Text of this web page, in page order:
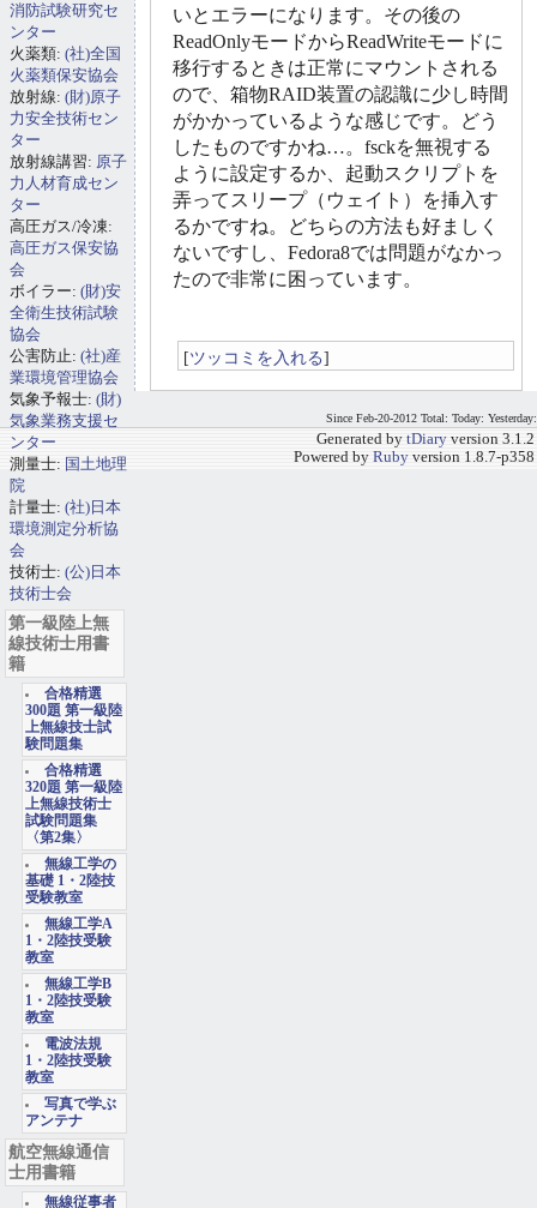
いとエラーになります。その後の
ReadOnlyモードからReadWriteモードに
移行するときは正常にマウントされる
ので、箱物RAID装置の認識に少し時間
がかかっているような感じです。どう
したものですかね…。fsckを無視する
ように設定するか、起動スクリプトを
弄ってスリープ（ウェイト）を挿入す
るかですね。どちらの方法も好ましく
ないですし、Fedora8では問題がなかっ
たので非常に困っています。
[ツッコミを入れる]
消防試験研究セ
ンター
火薬類: (社)全国
火薬類保安協会
放射線: (財)原子
力安全技術セン
ター
放射線講習: 原子
力人材育成セン
ター
高圧ガス/冷凍:
高圧ガス保安協
会
ボイラー: (財)安
全衛生技術試験
協会
公害防止: (社)産
業環境管理協会
気象予報士: (財)
気象業務支援セ
ンター
測量士: 国土地理
院
計量士: (社)日本
環境測定分析協
会
技術士: (公)日本
技術士会
第一級陸上無
線技術士用書
籍
合格精選
300題 第一級陸
上無線技士試
験問題集
合格精選
320題 第一級陸
上無線技術士
試験問題集
〈第2集〉
無線工学の
基礎 1・2陸技
受験教室
無線工学A
1・2陸技受験
教室
無線工学B
1・2陸技受験
教室
電波法規
1・2陸技受験
教室
写真で学ぶ
アンテナ
航空無線通信
士用書籍
無線従事者
Since Feb-20-2012 Total: Today: Yesterday:
Generated by tDiary version 3.1.2
Powered by Ruby version 1.8.7-p358